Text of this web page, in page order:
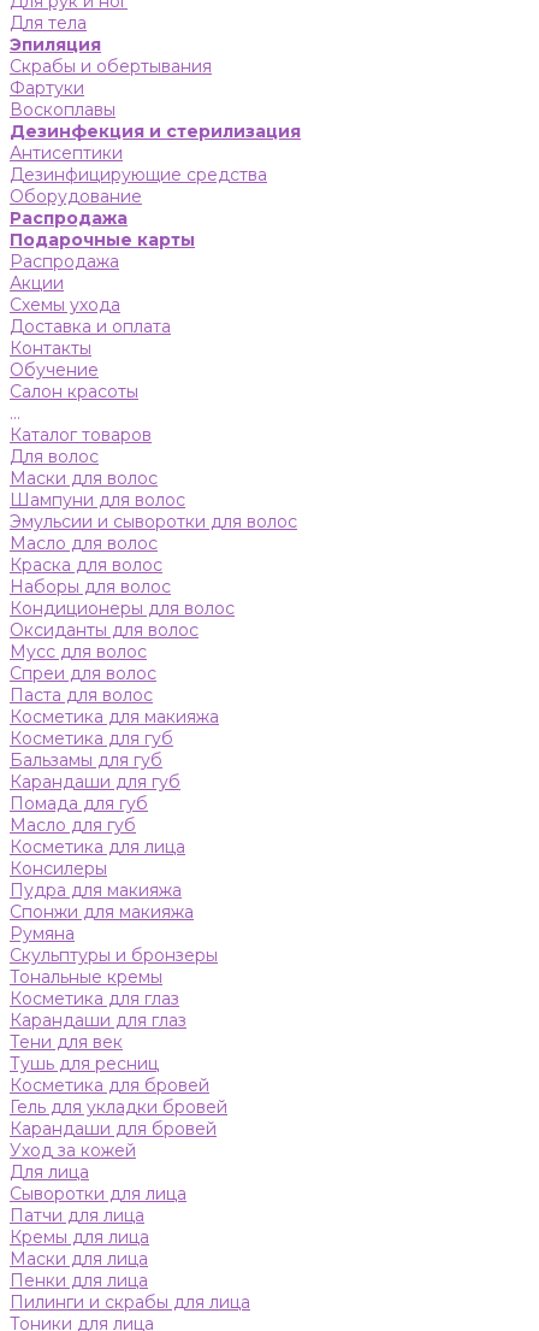
Для тела
Эпиляция
Скрабы и обертывания
Фартуки
Воскоплавы
Дезинфекция и стерилизация
Антисептики
Дезинфицирующие средства
Оборудование
Распродажа
Подарочные карты
Распродажа
Акции
Схемы ухода
Доставка и оплата
Контакты
Обучение
Салон красоты
...
Каталог товаров
Для волос
Маски для волос
Шампуни для волос
Эмульсии и сыворотки для волос
Масло для волос
Краска для волос
Наборы для волос
Кондиционеры для волос
Оксиданты для волос
Мусс для волос
Спреи для волос
Паста для волос
Косметика для макияжа
Косметика для губ
Бальзамы для губ
Карандаши для губ
Помада для губ
Масло для губ
Косметика для лица
Консилеры
Пудра для макияжа
Спонжи для макияжа
Румяна
Скульптуры и бронзеры
Тональные кремы
Косметика для глаз
Карандаши для глаз
Тени для век
Тушь для ресниц
Косметика для бровей
Гель для укладки бровей
Карандаши для бровей
Уход за кожей
Для лица
Сыворотки для лица
Патчи для лица
Кремы для лица
Маски для лица
Пенки для лица
Пилинги и скрабы для лица
Тоники для лица